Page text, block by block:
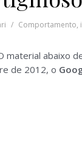
Comportamento,
material abaixo
de 2012, o